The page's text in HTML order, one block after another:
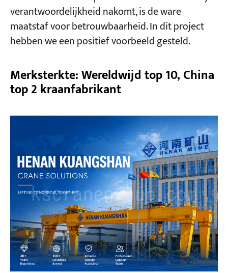
verantwoordelijkheid nakomt, is de ware
maatstaf voor betrouwbaarheid. In dit project
hebben we een positief voorbeeld gesteld.
Merksterkte: Wereldwijd top 10, China
top 2 kraanfabrikant